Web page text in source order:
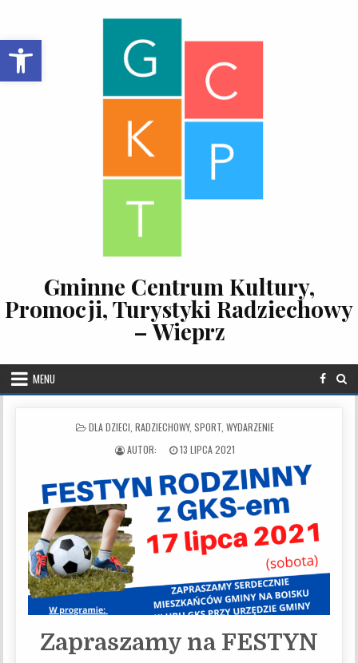
Open toolbar
Gminne Centrum Kultury,
Promocji, Turystyki Radziechowy
– Wieprz
MENU
POSTED IN
DLA DZIECI RADZIECHOWY, SPORT WYDARZENIE
PUBLISHED DATE:
13 LIPCA 2021
Zapraszamy na FESTYN